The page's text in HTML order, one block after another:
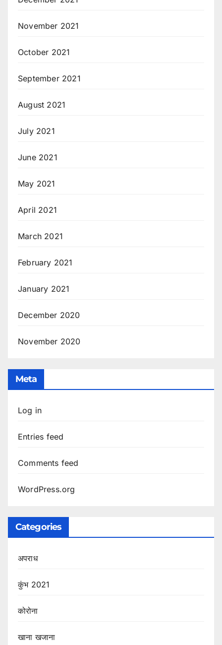
November 2021
October 2021
September 2021
August 2021
July 2021
June 2021
May 2021
April 2021
March 2021
February 2021
January 2021
December 2020
November 2020
Meta
Log in
Entries feed
Comments feed
WordPress.org
Categories
अपराध
कुंभ 2021
कोरोना
खाना खजाना